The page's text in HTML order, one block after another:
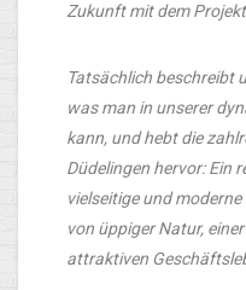
Zukunft mit dem Projekt
Tatsächlich beschreibt
was man in unserer
kann, und hebt die
Düdelingen hervor: Ein
vielseitige und
von üppiger Natur,
attraktiven